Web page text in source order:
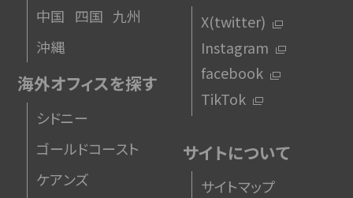
中国 四国 九州
沖縄
海外オフィスを探す
シドニー
ゴールドコースト
ケアンズ
X(twitter)
Instagram
facebook
TikTok
サイトについて
サイトマップ